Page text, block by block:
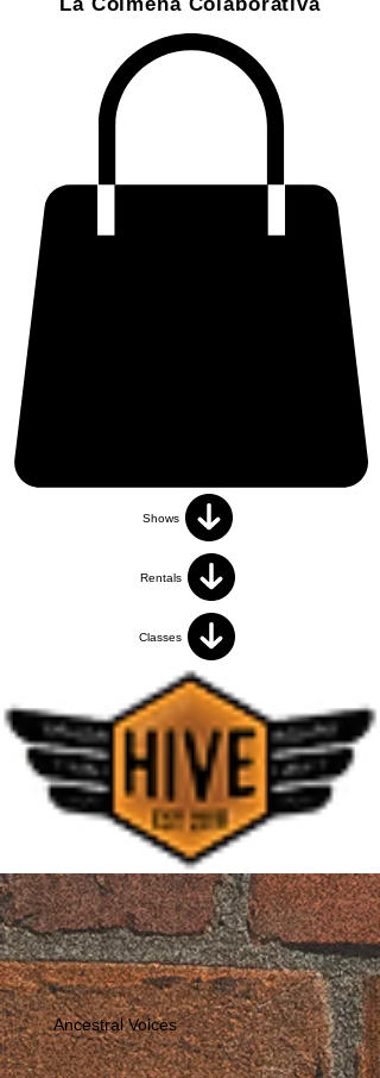
Shows
Rentals
Classes
Ancestral Voices